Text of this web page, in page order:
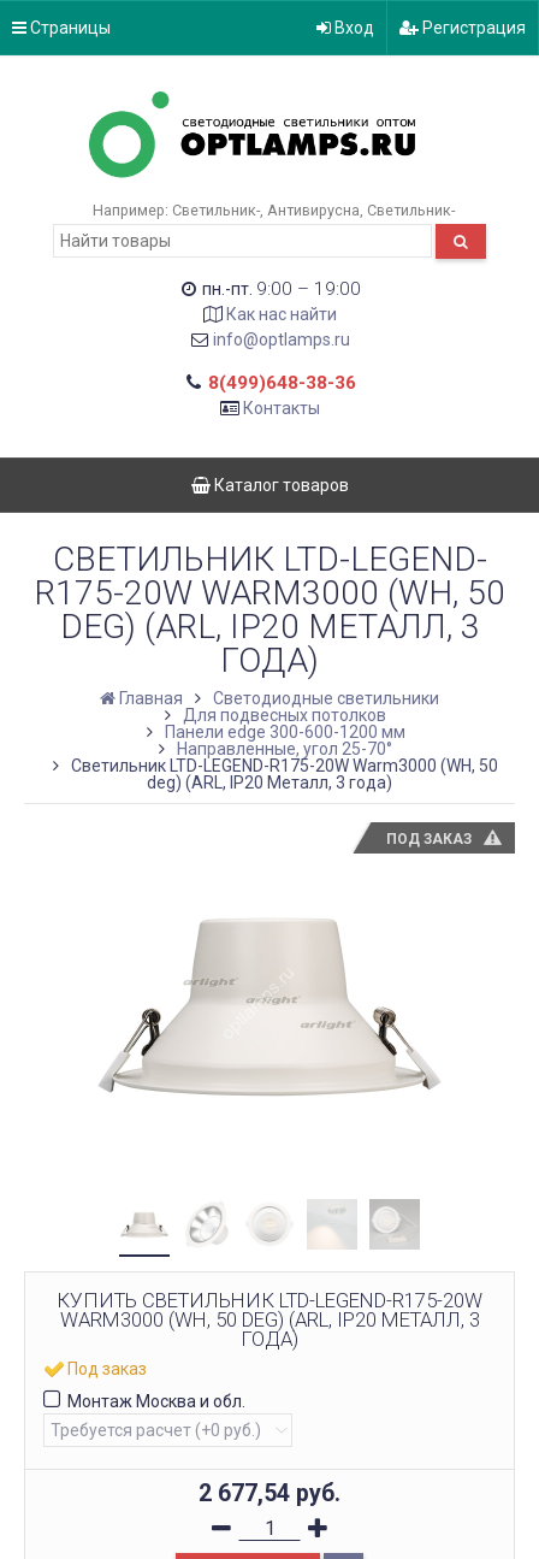
Страницы Вход Регистрация
Например: Светильник- Антивирусна Светильник-
пн.-пт. 9:00 – 19:00
Как нас найти
info@optlamps.ru
8(499)648-38-36
Контакты
Каталог товаров
СВЕТИЛЬНИК LTD-LEGEND-
R175-20W WARM3000 (WH, 50
DEG) (ARL, IP20 МЕТАЛЛ, 3
ГОДА)
Главная
Светодиодные светильники
Для подвесных потолков
Панели edge 300-600-1200 мм
Направленные, угол 25-70°
Светильник LTD-LEGEND-R175-20W Warm3000 (WH, 50
deg) (ARL, IP20 Металл, 3 года)
ПОД ЗАКАЗ
КУПИТЬ СВЕТИЛЬНИК LTD-LEGEND-R175-20W
WARM3000 (WH, 50 DEG) (ARL, IP20 МЕТАЛЛ, 3
ГОДА)
Под заказ
Монтаж Москва и обл.
2 677,54 руб.